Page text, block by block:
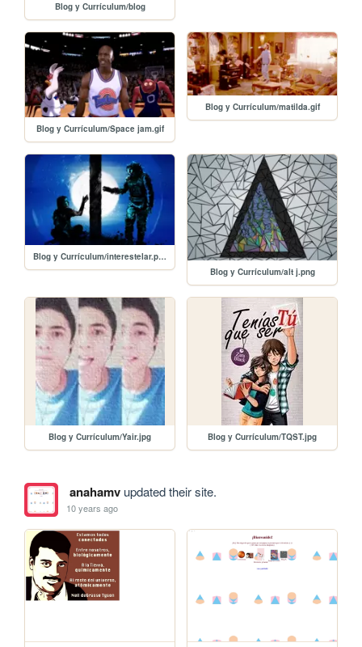
Blog y Currículum/blog
Blog y Currículum/Space jam.gif
Blog y Currículum/matilda.gif
Blog y Currículum/interestelar.png
Blog y Currículum/alt j.png
Blog y Currículum/Yair.jpg Blog y Currículum/TQST.jpg
anahamvupdated their site.
10 years ago